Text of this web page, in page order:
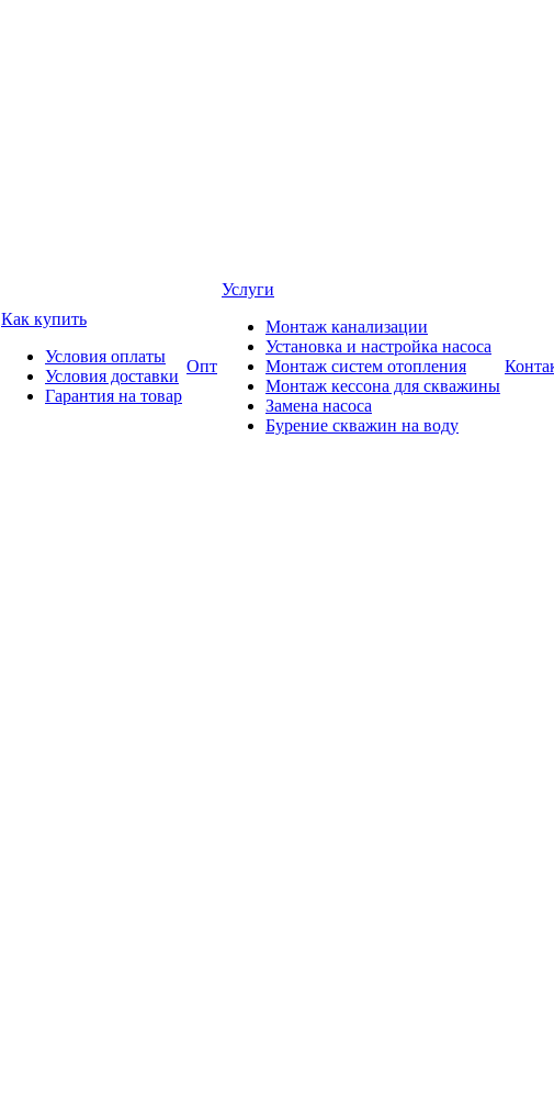
Как купить
Условия оплаты
Условия доставки
Гарантия на товар
Опт
Услуги
Монтаж канализации
Установка и настройка насоса
Монтаж систем отопления
Монтаж кессона для скважины
Замена насоса
Бурение скважин на воду